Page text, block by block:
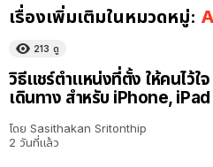
เรื่องเพิ่มเติมในหมวดหมู่:
213 ดู
วิธีแชร์ตำแหน่งที่ตั้ง ให้คนไว้ใ
เดินทาง สำหรับ iPhone, iPad
โดย Sasithakan Sritonthip
2 วันที่แล้ว